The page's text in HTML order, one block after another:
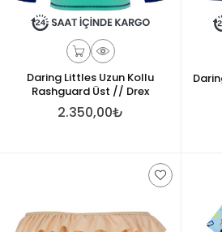
Daring Littles Uzun Kollu
Rashguard Üst // Drex
2.350,00₺